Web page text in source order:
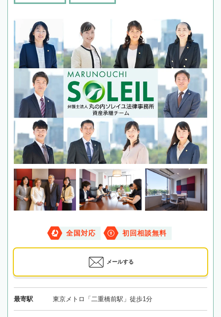
全国対応 初回相談無料
メールする
最寄駅 東京メトロ「二重橋前駅」徒歩1分